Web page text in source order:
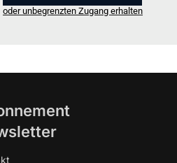
oder unbegrenzten Zugang erhalten